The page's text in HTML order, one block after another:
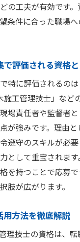
の工夫が有効です
条件に合った職場
で評価される資格
特に評価されるの
工管理技士」など
場責任者や監督者
が強みです。理由
遵守のスキルが必要
として重宝されま
を持つことで応募
肢が広がります。
用方法を徹底解説
理技士の資格は、